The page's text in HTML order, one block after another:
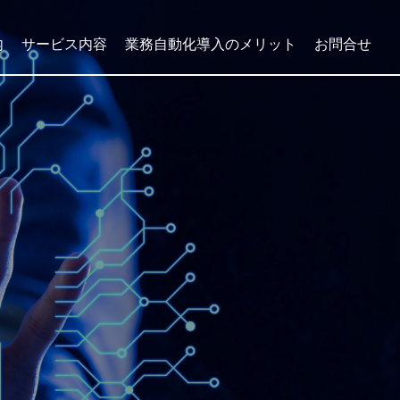
サービス内容 業務自動化導入のメリット お問合せ